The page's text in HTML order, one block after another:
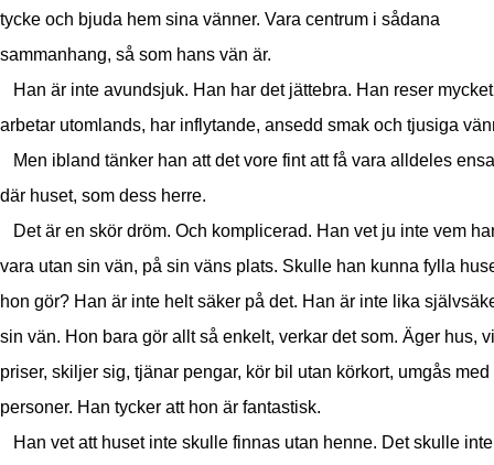
tycke och bjuda hem sina vänner. Vara centrum i sådana
sammanhang, så som hans vän är.
Han är inte avundsjuk. Han har det jättebra. Han reser
arbetar utomlands, har inflytande, ansedd smak och tjusiga
Men ibland tänker han att det vore fint att få vara alldeles
där huset, som dess herre.
Det är en skör dröm. Och komplicerad. Han vet ju inte vem
vara utan sin vän, på sin väns plats. Skulle han kunna fylla
hon gör? Han är inte helt säker på det. Han är inte lika
sin vän. Hon bara gör allt så enkelt, verkar det som. Äger hus,
priser, skiljer sig, tjänar pengar, kör bil utan körkort, umgås
personer. Han tycker att hon är fantastisk.
Han vet att huset inte skulle finnas utan henne. Det skulle